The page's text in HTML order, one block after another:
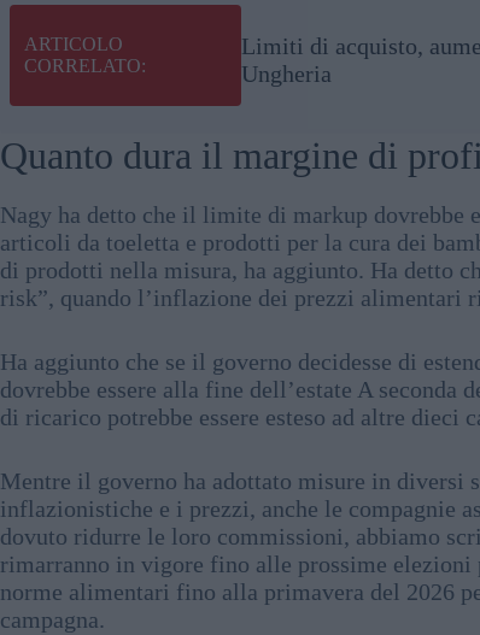
ARTICOLO
CORRELATO:
Limiti di acquisto,
Ungheria
Quanto dura il margine di
Nagy ha detto che il limite di markup dovrebbe
articoli da toeletta e prodotti per la cura dei
di prodotti nella misura, ha aggiunto. Ha detto
risk”, quando l’inflazione dei prezzi alimentari
Ha aggiunto che se il governo decidesse di
dovrebbe essere alla fine dell’estate A
di ricarico potrebbe essere esteso ad altre dieci
Mentre il governo ha adottato misure in diversi
inflazionistiche e i prezzi, anche le compagnie
dovuto ridurre le loro commissioni, abbiamo
rimarranno in vigore fino alle prossime elezioni
norme alimentari fino alla primavera del 2026
campagna.